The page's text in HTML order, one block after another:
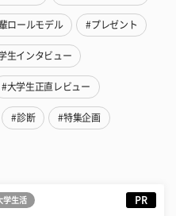
ロールモデル #プレゼント
生インタビュー
#大学生正直レビュー
#診断 #特集企画
学生活 PR